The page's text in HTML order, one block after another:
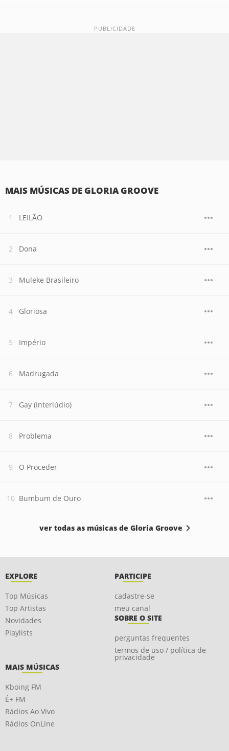
MAIS MÚSICAS DE GLORIA GROOVE
LEILÃO
Dona
Muleke Brasileiro
Gloriosa
Império
Madrugada
Gay (Interlúdio)
Problema
O Proceder
Bumbum de Ouro
ver todas as músicas de Gloria Groove
EXPLORE
Top Músicas
Top Artistas
Novidades
Playlists
PARTICIPE
cadastre-se
meu canal
SOBRE O SITE
perguntas frequentes
termos de uso / política de
privacidade
MAIS MÚSICAS
Kboing FM
É+ FM
Rádios Ao Vivo
Rádios OnLine